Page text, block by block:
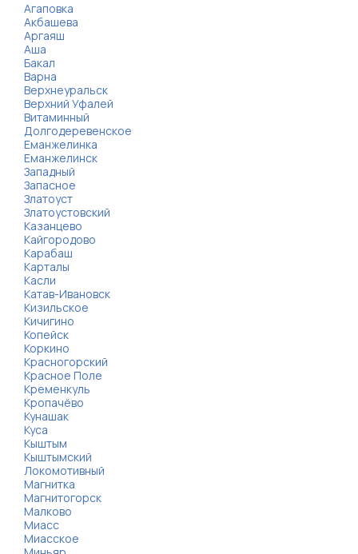
Агаповка
Акбашева
Аргаяш
Аша
Бакал
Варна
Верхнеуральск
Верхний Уфалей
Витаминный
Долгодеревенское
Еманжелинка
Еманжелинск
Западный
Запасное
Златоуст
Златоустовский
Казанцево
Кайгородово
Карабаш
Карталы
Касли
Катав-Ивановск
Кизильское
Кичигино
Копейск
Коркино
Красногорский
Красное Поле
Кременкуль
Кропачёво
Кунашак
Куса
Кыштым
Кыштымский
Локомотивный
Магнитка
Магнитогорск
Малково
Миасс
Миасское